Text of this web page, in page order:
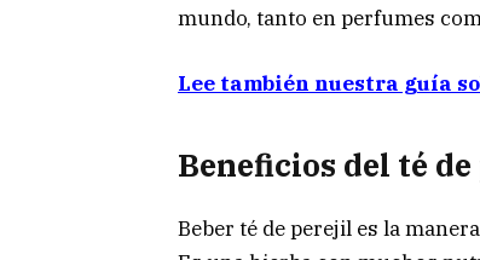
mundo, tanto en perfumes
Lee también nuestra guía
Beneficios del té
Beber té de perejil es la